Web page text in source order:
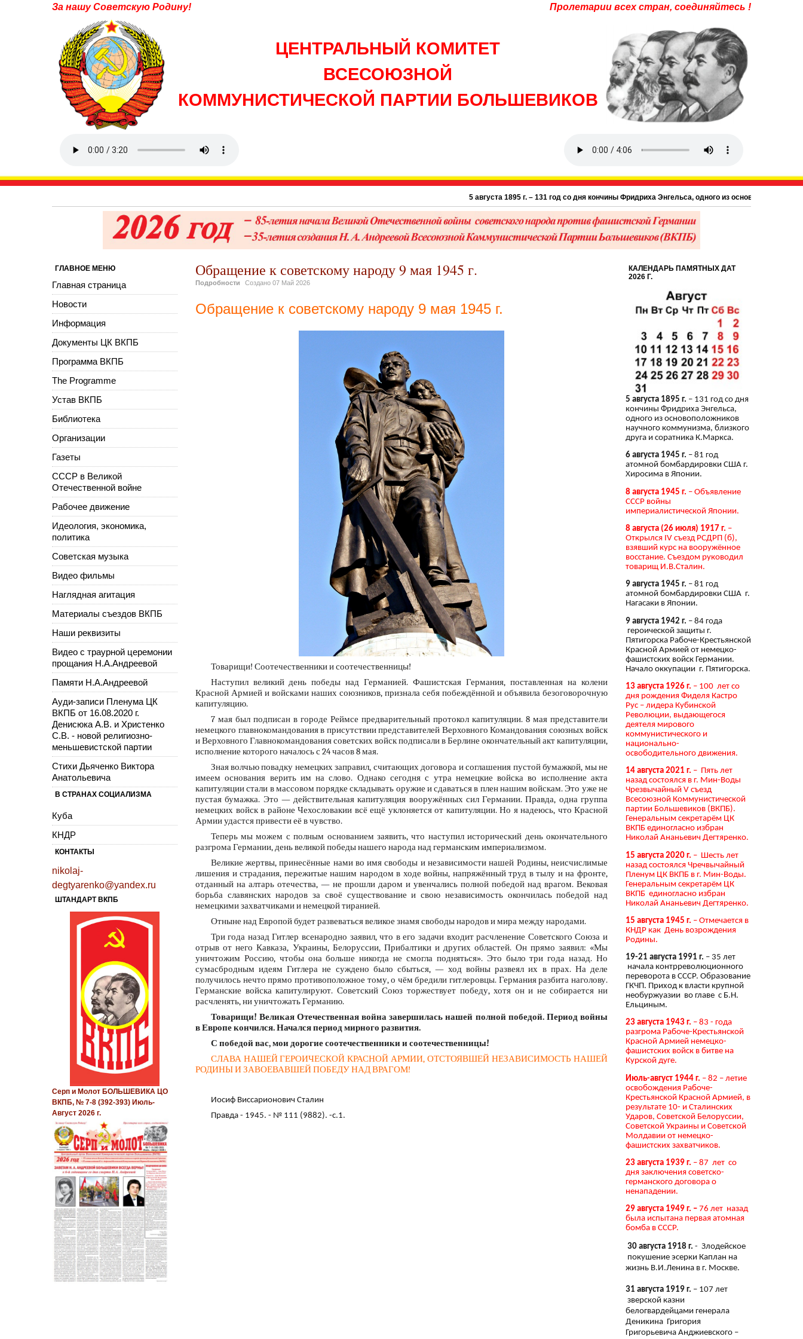
За нашу Советскую Родину! Пролетарии всех стран, соединяйтесь !
ЦЕНТРАЛЬНЫЙ КОМИТЕТ
ВСЕСОЮЗНОЙ
КОММУНИСТИЧЕСКОЙ ПАРТИИ БОЛЬШЕВИКОВ
5 августа 1895 г. – 131 год со дня кончины Фридриха Энгельса, одного из основоположников
Обращение к советскому народу 9 мая 1945 г.
Подробности Создано 07 Май 2026
Обращение к советскому народу 9 мая 1945 г.
Товарищи! Соотечественники и соотечественницы!
Наступил великий день победы над Германией. Фашистская Германия, поставленная на колени
Красной Армией и войсками наших союзников, признала себя побеждённой и объявила безоговорочную
капитуляцию.
7 мая был подписан в городе Реймсе предварительный протокол капитуляции. 8 мая представители
немецкого главнокомандования в присутствии представителей Верховного Командования союзных войск
и Верховного Главнокомандования советских войск подписали в Берлине окончательный акт капитуляции,
исполнение которого началось с 24 часов 8 мая.
Зная волчью повадку немецких заправил, считающих договора и соглашения пустой бумажкой, мы не
имеем основания верить им на слово. Однако сегодня с утра немецкие войска во исполнение акта
капитуляции стали в массовом порядке складывать оружие и сдаваться в плен нашим войскам. Это уже не
пустая бумажка. Это — действительная капитуляция вооружённых сил Германии. Правда, одна группа
немецких войск в районе Чехословакии всё ещё уклоняется от капитуляции. Но я надеюсь, что Красной
Армии удастся привести её в чувство.
Теперь мы можем с полным основанием заявить, что наступил исторический день окончательного
разгрома Германии, день великой победы нашего народа над германским империализмом.
Великие жертвы, принесённые нами во имя свободы и независимости нашей Родины, неисчислимые
лишения и страдания, пережитые нашим народом в ходе войны, напряжённый труд в тылу и на фронте,
отданный на алтарь отечества, — не прошли даром и увенчались полной победой над врагом. Вековая
борьба славянских народов за своё существование и свою независимость окончилась победой над
немецкими захватчиками и немецкой тиранией.
Отныне над Европой будет развеваться великое знамя свободы народов и мира между народами.
Три года назад Гитлер всенародно заявил, что в его задачи входит расчленение Советского Союза и
отрыв от него Кавказа, Украины, Белоруссии, Прибалтики и других областей. Он прямо заявил: «Мы
уничтожим Россию, чтобы она больше никогда не смогла подняться». Это было три года назад. Но
сумасбродным идеям Гитлера не суждено было сбыться, — ход войны развеял их в прах. На деле
получилось нечто прямо противоположное тому, о чём бредили гитлеровцы. Германия разбита наголову.
Германские войска капитулируют. Советский Союз торжествует победу, хотя он и не собирается ни
расчленять, ни уничтожать Германию.
Товарищи! Великая Отечественная война завершилась нашей полной победой. Период войны
в Европе кончился. Начался период мирного развития.
С победой вас, мои дорогие соотечественники и соотечественницы!
СЛАВА НАШЕЙ ГЕРОИЧЕСКОЙ КРАСНОЙ АРМИИ, ОТСТОЯВШЕЙ НЕЗАВИСИМОСТЬ НАШЕЙ
РОДИНЫ И ЗАВОЕВАВШЕЙ ПОБЕДУ НАД ВРАГОМ!
Иосиф Виссарионович Сталин
Правда - 1945. - № 111 (9882). -с.1.
ГЛАВНОЕ МЕНЮ
Главная страница
Новости
Информация
Документы ЦК ВКПБ
Программа ВКПБ
The Programme
Устав ВКПБ
Библиотека
Организации
Газеты
СССР в Великой
Отечественной войне
Рабочее движение
Идеология, экономика,
политика
Советская музыка
Видео фильмы
Наглядная агитация
Материалы съездов ВКПБ
Наши реквизиты
Видео с траурной церемонии
прощания Н.А.Андреевой
Памяти Н.А.Андреевой
Ауди-записи Пленума ЦК
ВКПБ от 16.08.2020 г.
Денисюка А.В. и Христенко
С.В. - новой религиозно-
меньшевистской партии
Стихи Дьяченко Виктора
Анатольевича
В СТРАНАХ СОЦИАЛИЗМА
Куба
КНДР
КОНТАКТЫ
nikolaj-
degtyarenko@yandex.ru
ШТАНДАРТ ВКПБ
Серп и Молот БОЛЬШЕВИКА ЦО
ВКПБ, № 7-8 (392-393) Июль-
Август 2026 г.
КАЛЕНДАРЬ ПАМЯТНЫХ ДАТ
2026 Г.
5 августа 1895 г. – 131 год со дня
кончины Фридриха Энгельса,
одного из основоположников
научного коммунизма, близкого
друга и соратника К.Маркса.
6 августа 1945 г. – 81 год
атомной бомбардировки США г.
Хиросима в Японии.
8 августа 1945 г. – Объявление
СССР войны
империалистической Японии.
8 августа (26 июля) 1917 г. –
Открылся IV съезд РСДРП (б),
взявший курс на вооружённое
восстание. Съездом руководил
товарищ И.В.Сталин.
9 августа 1945 г. – 81 год
атомной бомбардировки США г.
Нагасаки в Японии.
9 августа 1942 г. – 84 года
героической защиты г.
Пятигорска Рабоче-Крестьянской
Красной Армией от немецко-
фашистских войск Германии.
Начало оккупации г. Пятигорска.
13 августа 1926 г. – 100 лет со
дня рождения Фиделя Кастро
Рус – лидера Кубинской
Революции, выдающегося
деятеля мирового
коммунистического и
национально-
освободительного движения.
14 августа 2021 г. – Пять лет
назад состоялся в г. Мин-Воды
Чрезвычайный V съезд
Всесоюзной Коммунистической
партии Большевиков (ВКПБ).
Генеральным секретарём ЦК
ВКПБ единогласно избран
Николай Ананьевич Дегтяренко.
15 августа 2020 г. – Шесть лет
назад состоялся Чречвычайный
Пленум ЦК ВКПБ в г. Мин-Воды.
Генеральным секретарём ЦК
ВКПБ единогласно избран
Николай Ананьевич Дегтяренко.
15 августа 1945 г. – Отмечается в
КНДР как День возрождения
Родины.
19-21 августа 1991 г. – 35 лет
начала контрреволюционного
переворота в СССР. Образование
ГКЧП. Приход к власти крупной
необуржуазии во главе с Б.Н.
Ельциным.
23 августа 1943 г. – 83 - года
разгрома Рабоче-Крестьянской
Красной Армией немецко-
фашистских войск в битве на
Курской дуге.
Июль-август 1944 г. – 82 – летие
освобождения Рабоче-
Крестьянской Красной Армией, в
результате 10- и Сталинских
Ударов, Советской Белоруссии,
Советской Украины и Советской
Молдавии от немецко-
фашистских захватчиков.
23 августа 1939 г. – 87 лет со
дня заключения советско-
германского договора о
ненападении.
29 августа 1949 г. – 76 лет назад
была испытана первая атомная
бомба в СССР.
30 августа 1918 г. - Злодейское
покушение эсерки Каплан на
жизнь В.И.Ленина в г. Москве.
31 августа 1919 г. – 107 лет
зверской казни
белогвардейцами генерала
Деникина Григория
Григорьевича Анджиевского –